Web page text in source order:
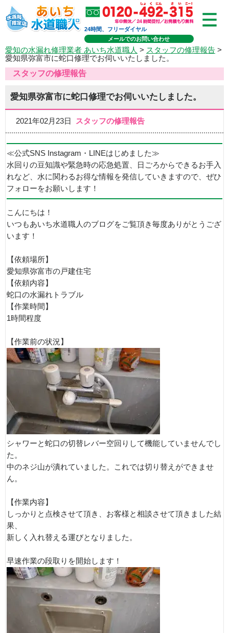
24時間、フリーダイヤル
メールでのお問い合わせ
愛知の水漏れ修理業者 あいち水道職人 > スタッフの修理報告 >
愛知県弥富市に蛇口修理でお伺いいたしました。
スタッフの修理報告
愛知県弥富市に蛇口修理でお伺いいたしました。
2021年02月23日 スタッフの修理報告
≪公式SNS Instagram・LINEはじめました≫
水回りの豆知識や緊急時の応急処置、日ごろからできるお手入
れなど、水に関わるお得な情報を発信していきますので、ぜひ
フォローをお願いします！
こんにちは！
いつもあいち水道職人のブログをご覧頂き毎度ありがとうござ
います！
【依頼場所】
愛知県弥富市の戸建住宅
【依頼内容】
蛇口の水漏れトラブル
【作業時間】
1時間程度
【作業前の状況】
シャワーと蛇口の切替レバー空回りして機能していませんでし
た。
中のネジ山が潰れていました。これでは切り替えができませ
ん。
【作業内容】
しっかりと点検させて頂き、お客様と相談させて頂きました結
果、
新しく入れ替える運びとなりました。
早速作業の段取りを開始します！